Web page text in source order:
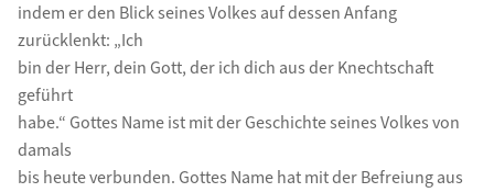
indem er den Blick seines Volkes auf dessen Anfang
zurücklenkt: „Ich
bin der Herr, dein Gott, der ich dich aus der Knechtschaft
geführt
habe.“ Gottes Name ist mit der Geschichte seines Volkes von
damals
bis heute verbunden. Gottes Name hat mit der Befreiung aus